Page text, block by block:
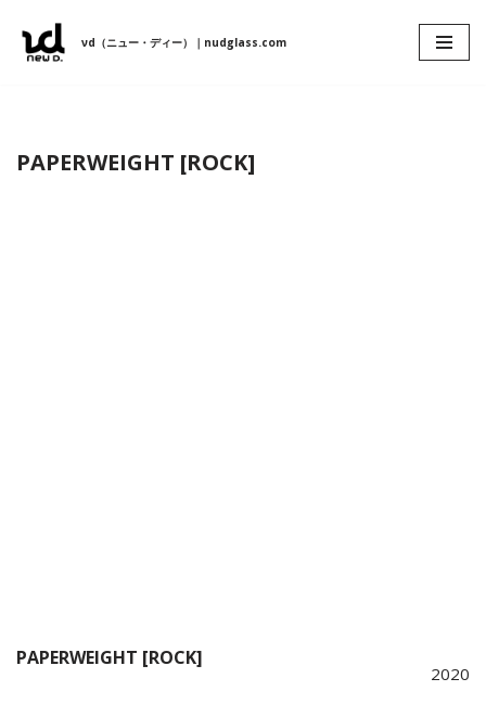
コ
ツ
νd（ニュー・ディー）｜nudglass.com
PAPERWEIGHT [ROCK]
PAPERWEIGHT [ROCK]
2020